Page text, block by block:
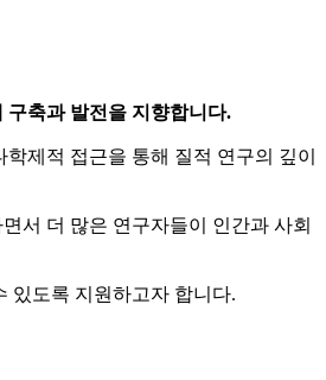
구축과 발전을 지향합니다.
제적 접근을 통해 질적 연구의 깊이
서 더 많은 연구자들이 인간과 사회
있도록 지원하고자 합니다.